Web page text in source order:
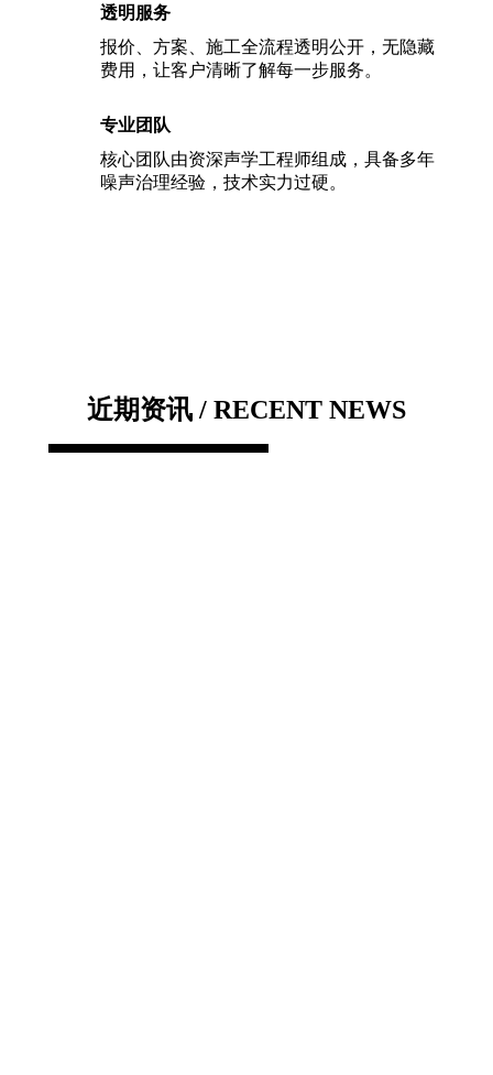
透明服务
报价、方案、施工全流程透明公开，无隐藏
费用，让客户清晰了解每一步服务。
专业团队
核心团队由资深声学工程师组成，具备多年
噪声治理经验，技术实力过硬。
近期资讯 / RECENT NEWS